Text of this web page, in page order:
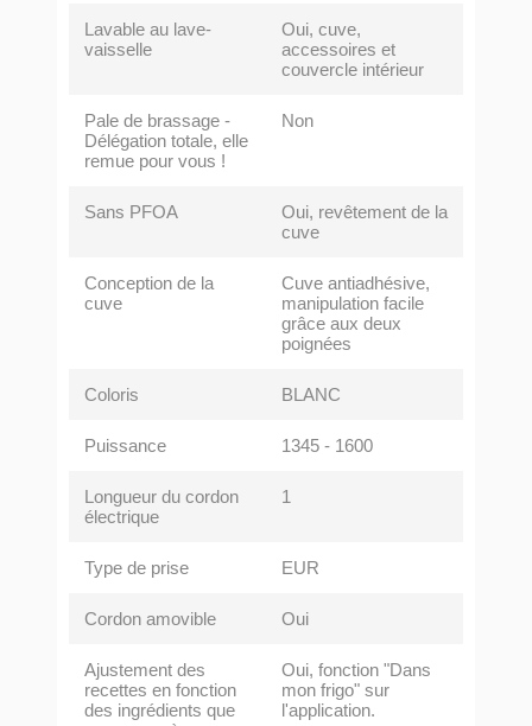
Lavable au lave-
vaisselle
Oui, cuve,
accessoires et
couvercle intérieur
Pale de brassage -
Délégation totale, elle
remue pour vous !
Non
Sans PFOA
Oui, revêtement de la
cuve
Conception de la
cuve
Cuve antiadhésive,
manipulation facile
grâce aux deux
poignées
Coloris BLANC
Puissance 1345 - 1600
Longueur du cordon
électrique
1
Type de prise EUR
Cordon amovible Oui
Ajustement des
recettes en fonction
des ingrédients que
Oui, fonction "Dans
mon frigo" sur
l'application.